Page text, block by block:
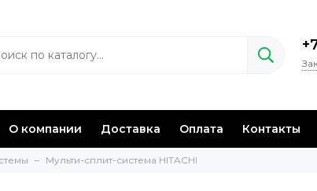
О компании Доставка Оплата Контакты
Мульти-сплит-система HITACHI